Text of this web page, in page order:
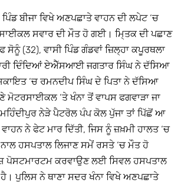
ਬੀਜਾ ਵਿਖੇ ਅਣਪਛਾਤੇ ਵਾਹਨ ਦੀ ਲਪੇਟ ‘ਚ
ਸਵਾਰ ਦੀ ਮੌਤ ਹੋ ਗਈ। ਮਿ੍ਤਕ ਦੀ ਪਛਾਣ
(32), ਵਾਸੀ ਪਿੰਡ ਗੰਡਵਾਂ ਜ਼ਿਲ੍ਹਾ ਕਪੂਰਥਲਾ
ਦਿੰਦਿਆਂ ਏਐੱਸਆਈ ਜਗਤਾਰ ਸਿੰਘ ਨੇ ਦੱਸਿਆ
‘ਚ ਰਮਨਦੀਪ ਸਿੰਘ ਦੇ ਪਿਤਾ ਨੇ ਦੱਸਿਆ
‘ਤੇ ਖੰਨਾ ਤੋਂ ਵਾਪਸ ਫਗਵਾੜਾ ਜਾ
ਨੇੜੇ ਪੈਟਰੋਲ ਪੰਪ ਕੋਲ ਪੁੱਜਾ ਤਾਂ ਪਿੱਛੋਂ ਆ
ਨੇ ਫੇਟ ਮਾਰ ਦਿੱਤੀ, ਜਿਸ ਨੂੰ ਜ਼ਖ਼ਮੀ ਹਾਲਤ ‘ਚ
ਹਸਪਤਾਲ ਲਿਜਾਣ ਸਮੇਂ ਰਸਤੇ ‘ਚ ਮੌਤ ਹੋ
ਪੋਸਟਮਾਰਟਮ ਕਰਵਾਉਣ ਲਈ ਸਿਵਲ ਹਸਪਤਾਲ
ਹੈ। ਪੁਲਿਸ ਨੇ ਥਾਣਾ ਸਦਰ ਖੰਨਾ ਵਿਖੇ ਅਣਪਛਾਤੇ